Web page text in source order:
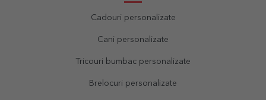
Cadouri personalizate
Cani personalizate
Tricouri bumbac personalizate
Brelocuri personalizate